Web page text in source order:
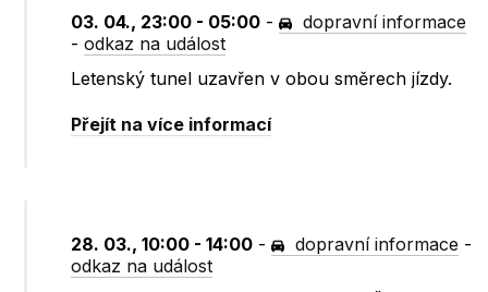
03. 04., 23:00 - 05:00 -
dopravní informace
-odkaz na událost
Letenský tunel uzavřen v obou směrech jízdy.
Přejít na více informací
28. 03., 10:00 - 14:00 - dopravní informace -
odkaz na událost